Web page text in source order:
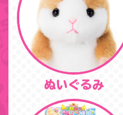
ぬいぐるみ